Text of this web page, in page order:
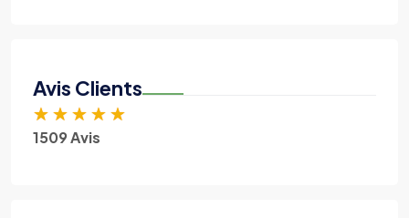
Avis Clients
★ ★ ★ ★ ★
1509 Avis